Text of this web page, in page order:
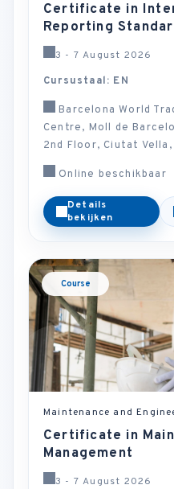
Certificate in
Reporting
3 - 7 August 2026
Cursustaal: EN
Barcelona World
Centre, Moll de
2nd Floor, Ciutat
Online beschikbaar
Details
bekijken
Course
Maintenance and
Certificate in
Management
3 - 7 August 2026